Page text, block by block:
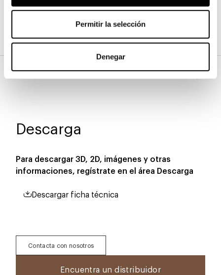
Permitir la selección
Denegar
Tapa
Descarga
Para descargar 3D, 2D, imágenes y otras
informaciones, regístrate en el área Descarga
Descargar ficha técnica
Contacta con nosotros
Encuentra un distribuidor